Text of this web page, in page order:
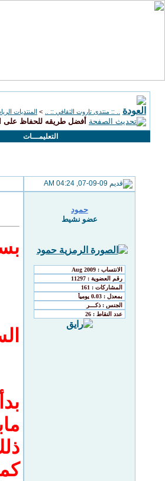
.. :: منتدى تاروت الثقافي :: .. > المنتديات
أفضل طريقه للحفاظ على
التعليمـــات
حمود
عضو نشيط